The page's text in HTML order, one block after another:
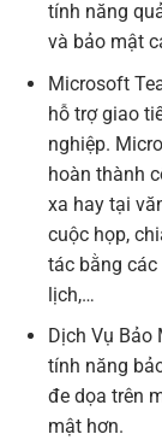
tính năng
và bảo mật
Microsoft
hỗ trợ giao
nghiệp.
hoàn thành
xa hay tại
cuộc họp,
tác bằng
lịch,…
Dịch Vụ Bảo
tính năng
đe dọa trên
mật hơn.